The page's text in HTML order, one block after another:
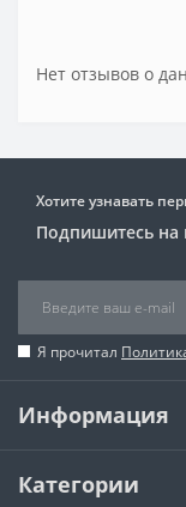
Нет отзывов о
Хотите узнавать
Подпишитесь на
Я прочитал
Информация
Категории